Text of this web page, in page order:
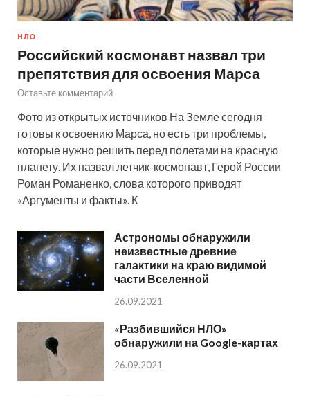
НЛО
Российский космонавт назвал три
препятствия для освоения Марса
Оставьте комментарий
Фото из открытых источников На Земле сегодня
готовы к освоению Марса, но есть три проблемы,
которые нужно решить перед полетами на красную
планету. Их назвал летчик-космонавт, Герой России
Роман Романенко, слова которого приводят
«Аргументы и факты». К
Астрономы обнаружили
неизвестные древние
галактики на краю видимой
части Вселенной
26.09.2021
«Разбившийся НЛО»
обнаружили на Google-картах
26.09.2021